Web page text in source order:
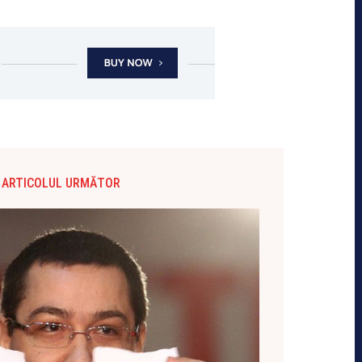
ARTICOLUL URMĂTOR